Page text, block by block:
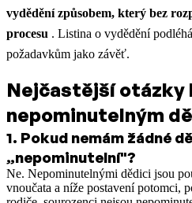
vydědění způsobem, který bez
procesu . Listina o vydědění
požadavkům jako závěť.
Nejčastější otázky
nepominutelným
1. Pokud nemám žádné
„nepominutelní"?
Ne. Nepominutelnými dědici jsou
vnoučata a níže postavení potomci,